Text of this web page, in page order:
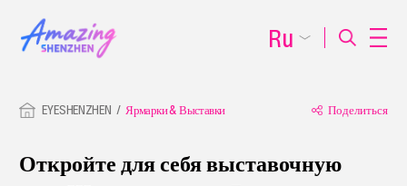
EYESHENZHEN Ярмарки & Выставки Поделиться
Откройте для себя выставочную
Ru